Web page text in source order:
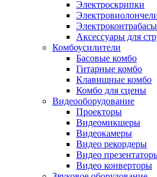
Электроскрипки
Электроконтрабасы
Аксессуары для
Комбоусилители
Басовые комбо
Гитарные комбо
Клавишные комбо
Комбо для сцены
Видеооборудование
Проекторы
Видеомикшеры
Видеокамеры
Видео рекордеры
Видео
Видео конверторы